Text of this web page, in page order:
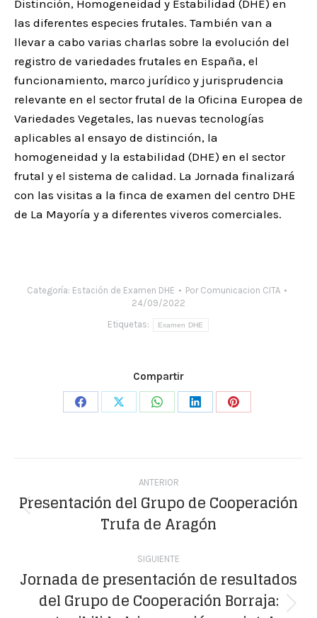
Distinción, Homogeneidad y Estabilidad (DHE) en
las diferentes especies frutales. También van a
llevar a cabo varias charlas sobre la evolución del
registro de variedades frutales en España, el
funcionamiento, marco jurídico y jurisprudencia
relevante en el sector frutal de la Oficina Europea de
Variedades Vegetales, las nuevas tecnologías
aplicables al ensayo de distinción, la
homogeneidad y la estabilidad (DHE) en el sector
frutal y el sistema de calidad. La Jornada finalizará
con las visitas a la finca de examen del centro DHE
de La Mayoría y a diferentes viveros comerciales.
Categoría: Estación de Examen DHE Por Comunicacion CITA
24/09/2022
Etiquetas: Examen DHE
Compartir
Share
Share
Share
Share
Share
Navegación
entre
publicaciones
ANTERIOR
Publicación
anterior:
Presentación del Grupo de Cooperación
Trufa de Aragón
SIGUIENTE
Publicación
Jornada de presentación de resultados
del Grupo de Cooperación Borraja: